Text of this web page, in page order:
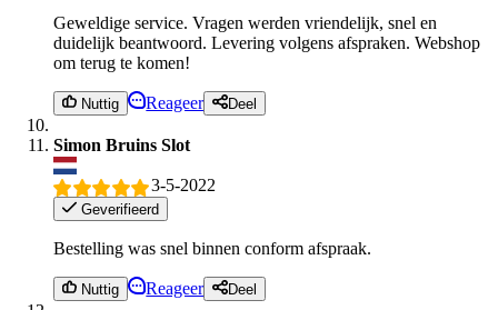
Geweldige service. Vragen werden vriendelijk, snel en
duidelijk beantwoord. Levering volgens afspraken. Webshop
om terug te komen!
Nuttig Reageer Deel
Simon Bruins Slot
3-5-2022
Geverifieerd
Bestelling was snel binnen conform afspraak.
Nuttig Reageer Deel